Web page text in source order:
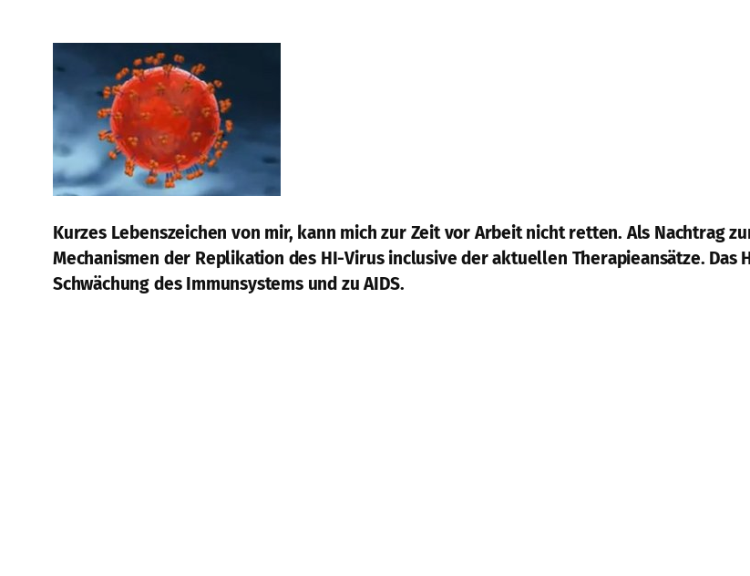
Kurzes Lebenszeichen von mir, kann mich zur Zeit vor Arbeit nicht retten. Als Nachtrag
Mechanismen der Replikation des HI-Virus inclusive der aktuellen Therapieansätze.
Schwächung des Immunsystems und zu AIDS.